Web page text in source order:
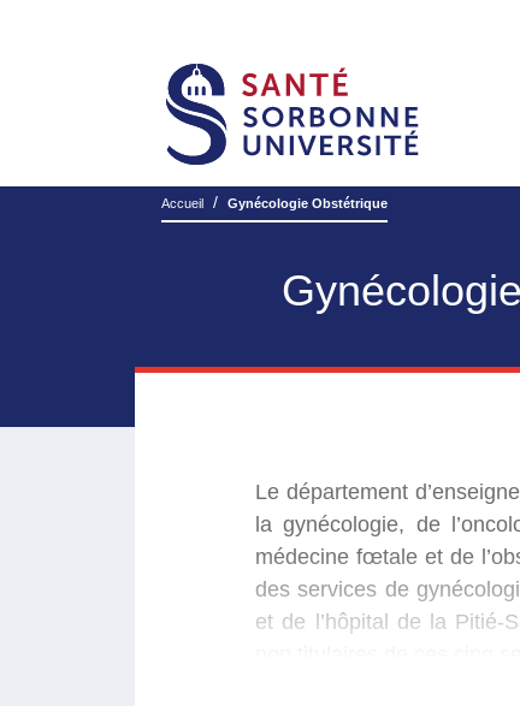
Accueil /Gynécologie Obstétrique
Le département
la gynécologie, de
médecine fœtale et de
des services de
et de l’hôpital de la Pitié-